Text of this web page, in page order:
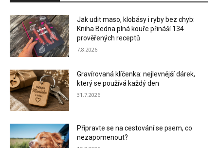
Jak udit maso, klobásy i ryby bez chyb:
Kniha Bedna plná kouře přináší 134
prověřených receptů
7.8.2026
Gravírovaná klíčenka: nejlevnější dárek,
který se používá každý den
31.7.2026
Připravte se na cestování se psem, co
nezapomenout?